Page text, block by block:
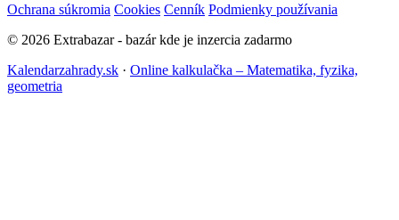
Ochrana súkromia Cookies Cenník Podmienky používania
© 2026 Extrabazar - bazár kde je inzercia zadarmo
Kalendarzahrady.sk · Online kalkulačka – Matematika, fyzika,
geometria